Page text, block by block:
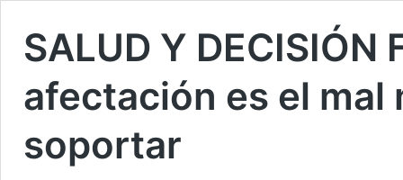
SALUD Y
afectación es el mal
soportar